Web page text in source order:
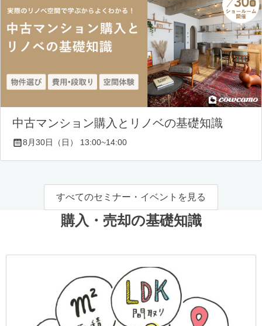
中古マンション購入とリノベの基礎知識
8月30日（日） 13:00~14:00
すべてのセミナー・イベントを見る
購入・売却の基礎知識